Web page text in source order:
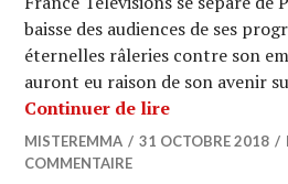
baisse des audiences de ses
éternelles râleries contre son
auront eu raison de son avenir
Continuer de lireTELE NEWS
MISTEREMMA 31 OCTOBRE 2018
COMMENTAIRE